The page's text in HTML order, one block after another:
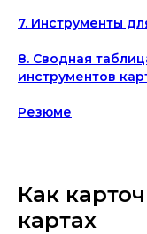
7. Инструменты
8. Сводная
инструментов
Резюме
Как
картах